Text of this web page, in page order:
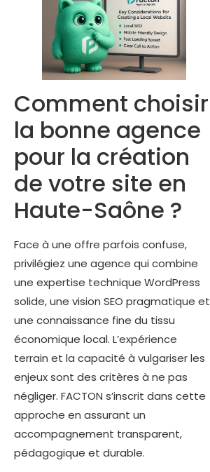
Comment choisir
la bonne agence
pour la création
de votre site en
Haute-Saône ?
Face à une offre parfois confuse,
privilégiez une agence qui combine
une expertise technique WordPress
solide, une vision SEO pragmatique et
une connaissance fine du tissu
économique local. L’expérience
terrain et la capacité à vulgariser les
enjeux sont des critères à ne pas
négliger. FACTON s’inscrit dans cette
approche en assurant un
accompagnement transparent,
pédagogique et durable.